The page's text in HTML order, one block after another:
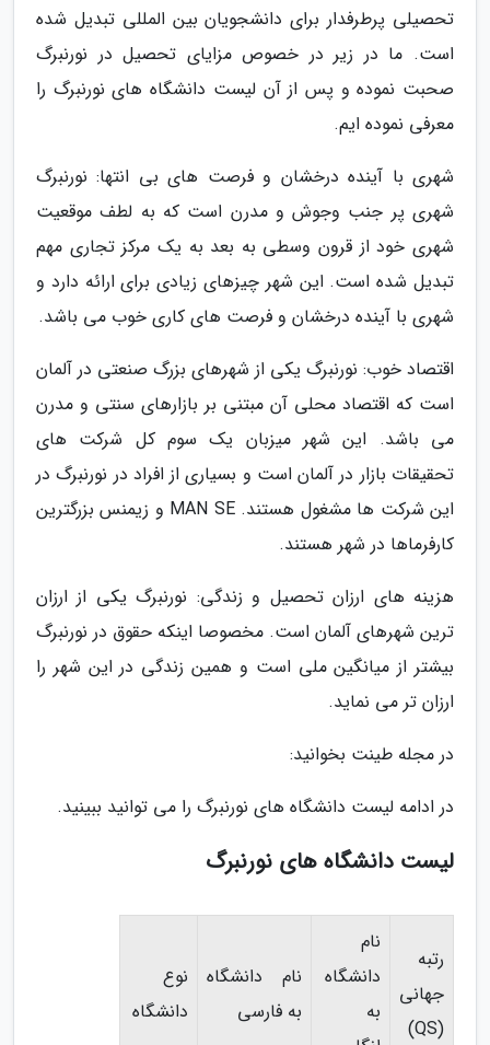
تحصیلی پرطرفدار برای دانشجویان بین المللی تبدیل شده
است. ما در زیر در خصوص مزایای تحصیل در نورنبرگ
صحبت نموده و پس از آن لیست دانشگاه های نورنبرگ را
معرفی نموده ایم.
شهری با آینده درخشان و فرصت های بی انتها: نورنبرگ
شهری پر جنب وجوش و مدرن است که به لطف موقعیت
شهری خود از قرون وسطی به بعد به یک مرکز تجاری مهم
تبدیل شده است. این شهر چیزهای زیادی برای ارائه دارد و
شهری با آینده درخشان و فرصت های کاری خوب می باشد.
اقتصاد خوب: نورنبرگ یکی از شهرهای بزرگ صنعتی در آلمان
است که اقتصاد محلی آن مبتنی بر بازارهای سنتی و مدرن
می باشد. این شهر میزبان یک سوم کل شرکت های
تحقیقات بازار در آلمان است و بسیاری از افراد در نورنبرگ در
این شرکت ها مشغول هستند. MAN SE و زیمنس بزرگترین
کارفرماها در شهر هستند.
هزینه های ارزان تحصیل و زندگی: نورنبرگ یکی از ارزان
ترین شهرهای آلمان است. مخصوصا اینکه حقوق در نورنبرگ
بیشتر از میانگین ملی است و همین زندگی در این شهر را
ارزان تر می نماید.
در مجله طینت بخوانید:
در ادامه لیست دانشگاه های نورنبرگ را می توانید ببینید.
لیست دانشگاه های نورنبرگ
رتبه
جهانی
(QS)
نام
دانشگاه
به
نام دانشگاه
به فارسی
نوع
دانشگاه